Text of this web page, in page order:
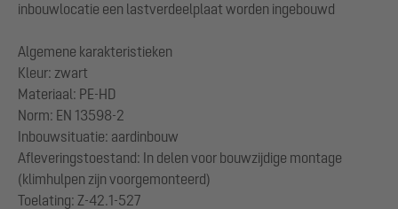
inbouwlocatie een lastverdeelplaat worden ingebouwd
Algemene karakteristieken
Kleur: zwart
Materiaal: PE-HD
Norm: EN 13598-2
Inbouwsituatie: aardinbouw
Afleveringstoestand: In delen voor bouwzijdige montage
(klimhulpen zijn voorgemonteerd)
Toelating: Z-42.1-527